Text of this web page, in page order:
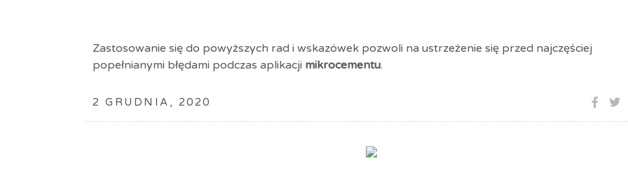
Zastosowanie się do powyższych rad i wskazówek pozwoli na ustrzeżenie się przed najczęściej
popełnianymi błędami podczas aplikacji mikrocementu.
2 GRUDNIA, 2020